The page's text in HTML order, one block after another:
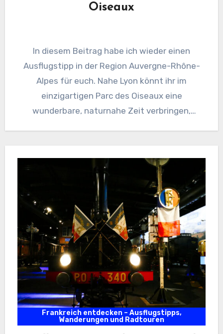
Oiseaux
In diesem Beitrag habe ich wieder einen
Ausflugstipp in der Region Auvergne-Rhône-
Alpes für euch. Nahe Lyon könnt ihr im
einzigartigen Parc des Oiseaux eine
wunderbare, naturnahe Zeit verbringen,
Frankreich entdecken – Ausflugstipps,
Wanderungen und Radtouren